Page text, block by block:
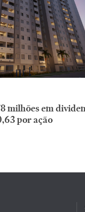
milhões em
por ação